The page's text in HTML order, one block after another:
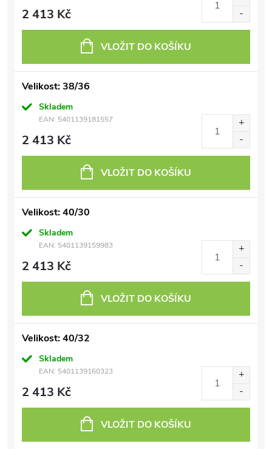
2 413 Kč
VLOŽIT DO KOŠÍKU
Velikost: 38/36
Skladem
EAN: 5401139181557
2 413 Kč
VLOŽIT DO KOŠÍKU
Velikost: 40/30
Skladem
EAN: 5401139159983
2 413 Kč
VLOŽIT DO KOŠÍKU
Velikost: 40/32
Skladem
EAN: 5401139160323
2 413 Kč
VLOŽIT DO KOŠÍKU